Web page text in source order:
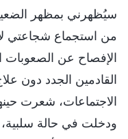
سيُظهرني بمظهر
من استجماع شجاعتي
الإفصاح عن الصعوبات
القادمين الجدد دون
الاجتماعات، شعرت
ودخلت في حالة سلبية،